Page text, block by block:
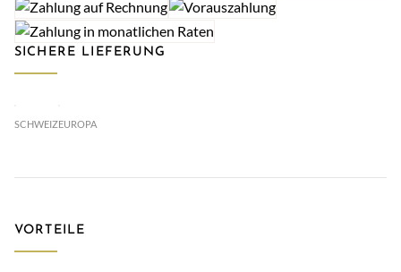
SICHERE LIEFERUNG
SCHWEIZEUROPA
VORTEILE